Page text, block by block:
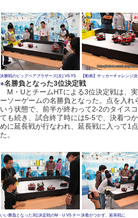
決勝戦のビッグベアブラザーズ(左) VS YS 【動画】サッカーチャレンジ
●名勝負となった3位決定戦
M・UとチームHTによる3位決定戦は、
ーソーゲームの名勝負となった。点を入れ
いう状態で、前半が終わって2-2のタイス
ても続き、試合終了時には5-5で、決着つ
めに延長戦が行なわれ、延長戦に入って1
た。
いい勝負となった3位決定戦のM・U VS チー決着がつかず、延長戦に